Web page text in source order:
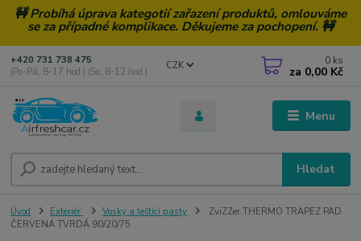
🚧 Probíhá úprava kategotií zařazení produktů, omlouváme
se za případné komplikace. Děkujeme za pochopení. 🚧
Menu
CZK
Hledat
+420 731 738 475
(Po-Pá, 8-17 hod.) (So, 8-12 hod.)
0 ks
za 0,00 Kč
Úvod Exteriér Vosky a leštící pasty
ZviZZer THERMO TRAPEZ PAD
ČERVENÁ TVRDÁ 90/20/75